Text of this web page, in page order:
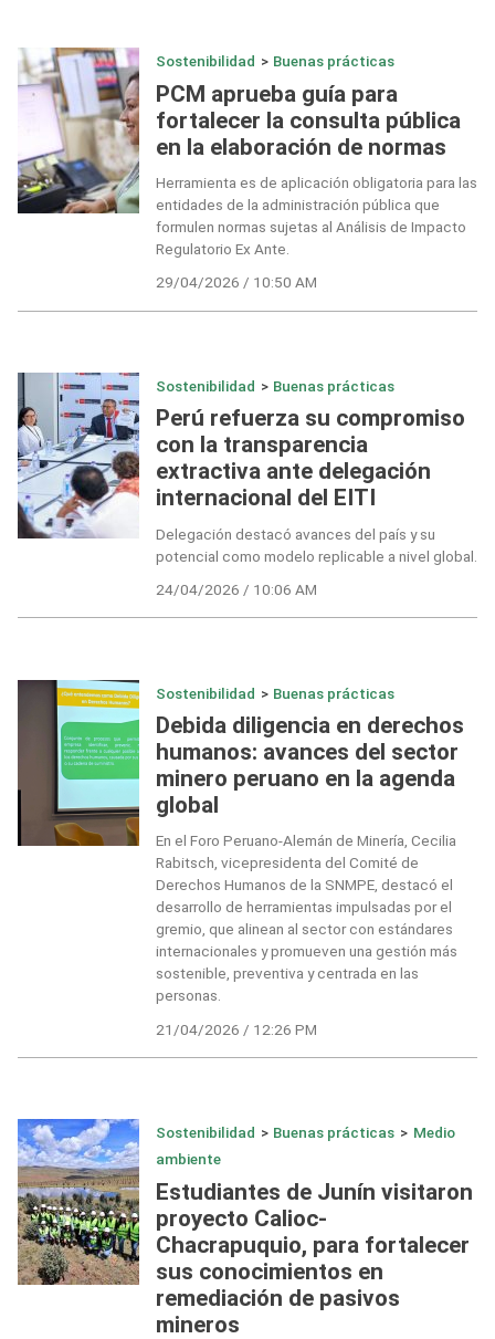
Sostenibilidad > Buenas prácticas
PCM aprueba guía para
fortalecer la consulta pública
en la elaboración de normas
Herramienta es de aplicación obligatoria para las
entidades de la administración pública que
formulen normas sujetas al Análisis de Impacto
Regulatorio Ex Ante.
29/04/2026 / 10:50 AM
Sostenibilidad > Buenas prácticas
Perú refuerza su compromiso
con la transparencia
extractiva ante delegación
internacional del EITI
Delegación destacó avances del país y su
potencial como modelo replicable a nivel global.
24/04/2026 / 10:06 AM
Sostenibilidad > Buenas prácticas
Debida diligencia en derechos
humanos: avances del sector
minero peruano en la agenda
global
En el Foro Peruano-Alemán de Minería, Cecilia
Rabitsch, vicepresidenta del Comité de
Derechos Humanos de la SNMPE, destacó el
desarrollo de herramientas impulsadas por el
gremio, que alinean al sector con estándares
internacionales y promueven una gestión más
sostenible, preventiva y centrada en las
personas.
21/04/2026 / 12:26 PM
Sostenibilidad > Buenas prácticas > Medio
ambiente
Estudiantes de Junín visitaron
proyecto Calioc-
Chacrapuquio, para fortalecer
sus conocimientos en
remediación de pasivos
mineros